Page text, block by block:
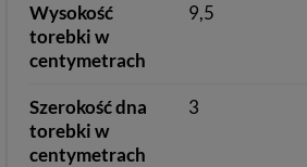
Wysokość
torebki w
centymetrach
9,5
Szerokość dna
torebki w
centymetrach
3